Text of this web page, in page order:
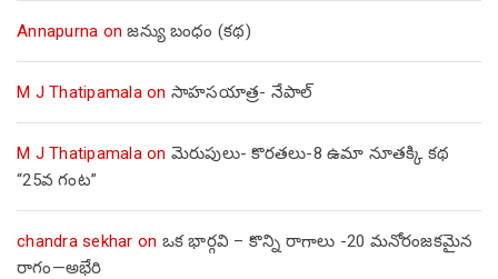
Annapurna onజన్యు బంధం (కథ)
M J Thatipamalaon సాహసయాత్ర- నేపాల్‌
M J Thatipamalaon మెరుపులు- కొరతలు-8 ఉమా నూతక్కి కథ
“25వ గంట”
chandra sekhar on ఒక భార్గవి – కొన్ని రాగాలు -20 మనోరంజకమైన
రాగం—అభేరి